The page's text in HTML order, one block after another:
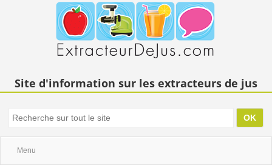
Site d'information sur les extracteurs de jus
Menu